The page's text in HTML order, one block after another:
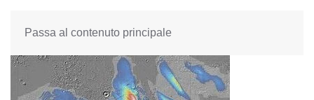
Passa al contenuto principale